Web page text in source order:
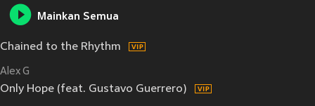
Mainkan Semua
Chained to the Rhythm
Alex G
Only Hope (feat. Gustavo Guerrero)